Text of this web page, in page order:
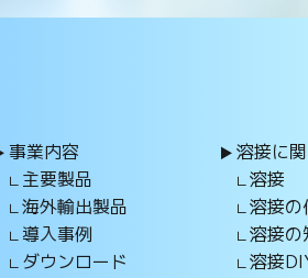
事業内容
主要製品
海外輸出製品
導入事例
ダウンロード
溶接に
溶接
溶接の
溶接の
溶接